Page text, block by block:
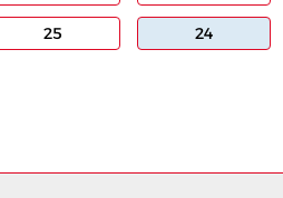
24
25